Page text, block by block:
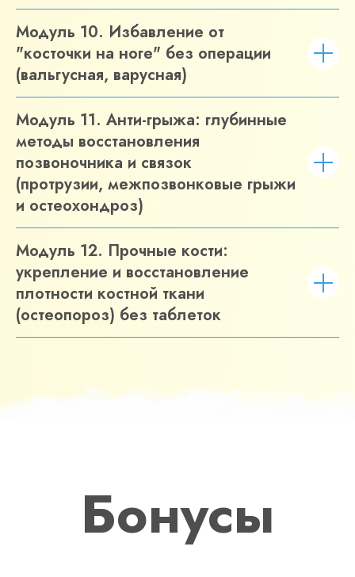
Модуль 10. Избавление от
"косточки на ноге" без операции
(вальгусная, варусная)
Модуль 11. Анти-грыжа: глубинные
методы восстановления
позвоночника и связок
(протрузии, межпозвонковые грыжи
и остеохондроз)
Модуль 12. Прочные кости:
укрепление и восстановление
плотности костной ткани
(остеопороз) без таблеток